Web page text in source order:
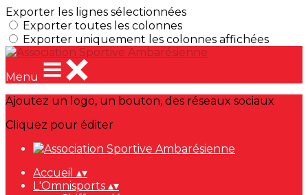
Exporter les lignes sélectionnées
Exporter toutes les colonnes
Exporter uniquement les colonnes affichées
Menu
Ajoutez un logo, un bouton, des réseaux sociaux
Cliquez pour éditer
Accueil ▴▾
L'Omnisports ▴▾